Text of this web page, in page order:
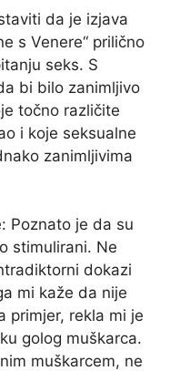
da je izjava
s Venere“ prilično
seks. S
bi bilo zanimljivo
točno različite
i koje seksualne
zanimljivima
Poznato je da su
stimulirani. Ne
dokazi
mi kaže da nije
primjer, rekla mi je
golog muškarca.
muškarcem, ne